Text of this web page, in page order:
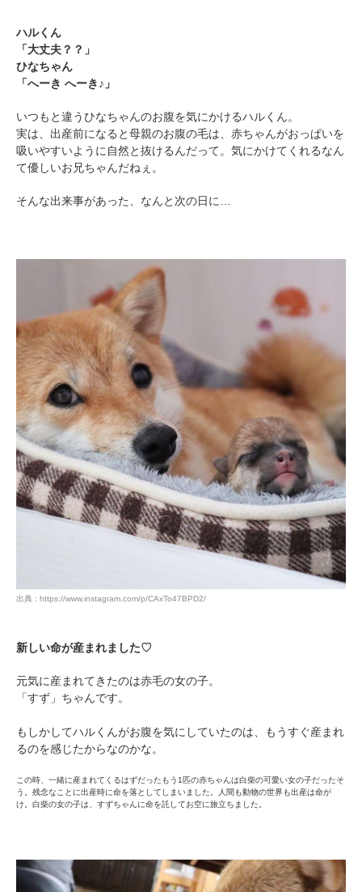
ハルくん
「大丈夫？？」
ひなちゃん
「へーき へーき♪」
いつもと違うひなちゃんのお腹を気にかけるハルくん。
実は、出産前になると母親のお腹の毛は、赤ちゃんがおっぱいを
吸いやすいように自然と抜けるんだって。気にかけてくれるなん
て優しいお兄ちゃんだねぇ。
そんな出来事があった、なんと次の日に…
出典 : https://www.instagram.com/p/CAxTo47BPD2/
新しい命が産まれました♡
元気に産まれてきたのは赤毛の女の子。
「すず」ちゃんです。
もしかしてハルくんがお腹を気にしていたのは、もうすぐ産まれ
るのを感じたからなのかな。
この時、一緒に産まれてくるはずだったもう1匹の赤ちゃんは白柴の可愛い女の子だったそ
う。残念なことに出産時に命を落としてしまいました。人間も動物の世界も出産は命が
け。白柴の女の子は、すずちゃんに命を託してお空に旅立ちました。